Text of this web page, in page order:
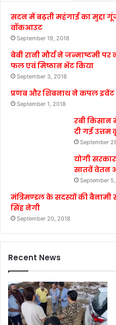
सदन में बढ़ती महंगाई का मुद्दा
वॉकआउट
September 19, 2018
बेबी रानी मौर्य ने जन्माष्टमी
फल एवं मिष्ठान भेंट किया
September 3, 2018
प्रणब और शिबनाथ ने कपल इवेंट
September 1, 2018
रबी
दी गई
September
योगी
सातवें वेतन
September
मंत्रिमण्डल के सदस्यों की बैनामी
सिंह नेगी
September 20, 2018
Recent News